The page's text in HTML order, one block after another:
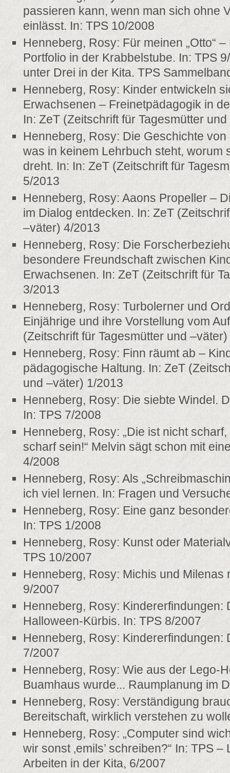
passieren kann, wenn man sich ohne
einlässt. In: TPS 10/2008
Henneberg, Rosy: Für meinen „Otto“
Portfolio in der Krabbelstube. In: TPS
unter Drei in der Kita. TPS
Henneberg, Rosy: Kinder entwickeln
Erwachsenen – Freinetpädagogik in
In: ZeT (Zeitschrift für Tagesmütter
Henneberg, Rosy: Die Geschichte
was in keinem Lehrbuch steht, worum
dreht. In: In: ZeT (Zeitschrift für
5/2013
Henneberg, Rosy: Aaons Propeller –
im Dialog entdecken. In: ZeT
–väter) 4/2013
Henneberg, Rosy: Die
besondere Freundschaft zwischen
Erwachsenen. In: ZeT (Zeitschrift für
3/2013
Henneberg, Rosy: Turbolerner und
Einjährige und ihre Vorstellung vom
(Zeitschrift für Tagesmütter und
Henneberg, Rosy: Finn räumt ab –
pädagogische Haltung. In: ZeT
und –väter) 1/2013
Henneberg, Rosy: Die siebte Windel.
In: TPS 7/2008
Henneberg, Rosy: „Die ist nicht
scharf sein!“ Melvin sägt schon mit
4/2008
Henneberg, Rosy: Als
ich viel lernen. In: Fragen und
Henneberg, Rosy: Eine ganz
In: TPS 1/2008
Henneberg, Rosy: Kunst oder
TPS 10/2007
Henneberg, Rosy: Michis und Milenas
9/2007
Henneberg, Rosy: Kindererfindungen:
Halloween-Kürbis. In: TPS 8/2007
Henneberg, Rosy: Kindererfindungen:
7/2007
Henneberg, Rosy: Wie aus der Lego-
Buamhaus wurde... Raumplanung im
Henneberg, Rosy: Verständigung
Bereitschaft, wirklich verstehen zu
Henneberg, Rosy: „Computer sind
wir sonst ‚emils’ schreiben?“ In: TPS
Arbeiten in der Kita, 6/2007